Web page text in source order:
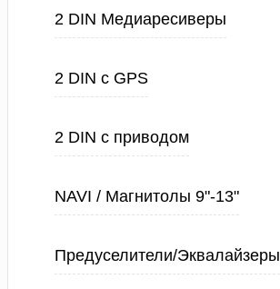
2 DIN Медиаресиверы
2 DIN с GPS
2 DIN с приводом
NAVI / Магнитолы 9"-13"
Предуселители/Эквалайзеры